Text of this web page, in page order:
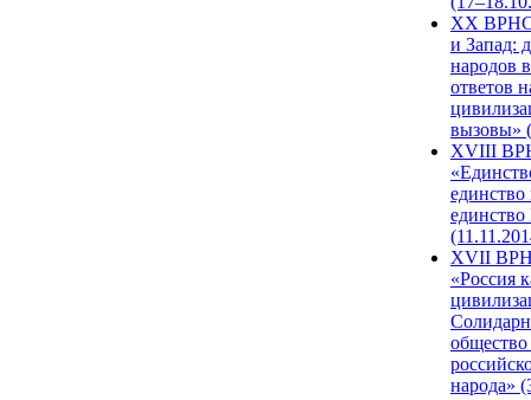
XX ВРНС
и Запад:
народов
ответов
вызовы»
XVIII
единство
единство
XVII
«Россия
народа»